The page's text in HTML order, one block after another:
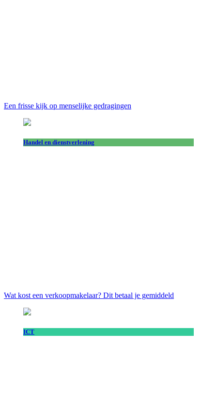
Een frisse kijk op menselijke gedragingen
Handel en dienstverlening
Wat kost een verkoopmakelaar? Dit betaal je gemiddeld
ICT